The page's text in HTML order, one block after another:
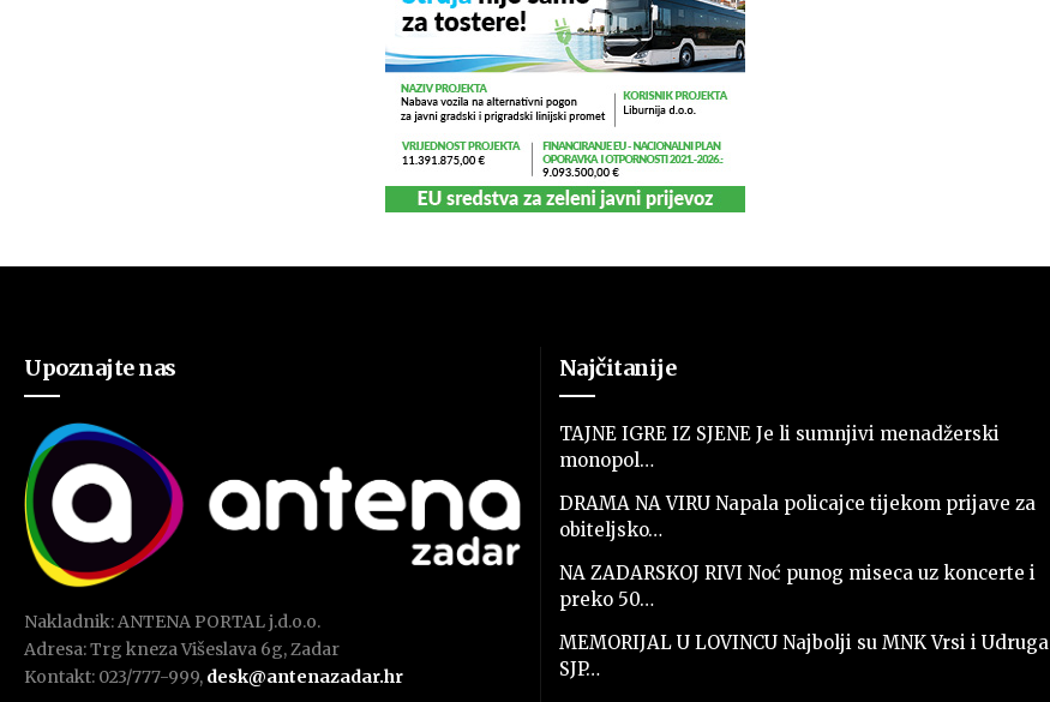
Upoznajte nas
Nakladnik: ANTENA PORTAL j.d.o.o.
Adresa: Trg kneza Višeslava 6g, Zadar
Kontakt: 023/777-999, desk@antenazadar.hr
Najčitanije
TAJNE IGRE IZ SJENE Je li sumnjivi menadžerski
monopol…
DRAMA NA VIRU Napala policajce tijekom prijave za
obiteljsko…
NA ZADARSKOJ RIVI Noć punog miseca uz koncerte i
preko 50…
MEMORIJAL U LOVINCU Najbolji su MNK Vrsi i Udruga
SJP…